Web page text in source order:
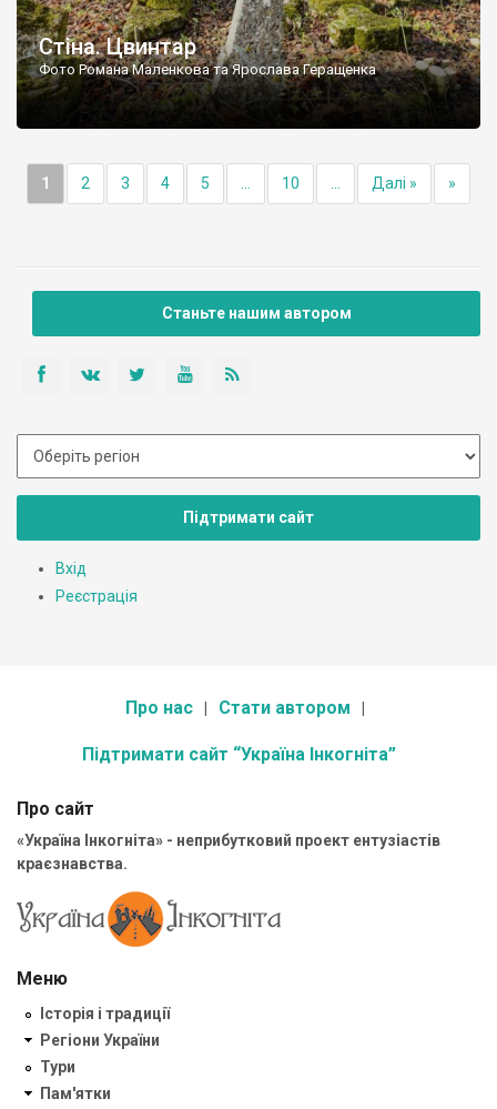
Стіна. Цвинтар
Фото Романа Маленкова та Ярослава Геращенка
1 2 3 4 5 10 Далі » »
Станьте нашим автором
Підтримати сайт
Вхід
Реєстрація
Про нас Стати автором
Підтримати сайт “Україна Інкогніта”
Про сайт
«Україна Інкогніта» - неприбутковий проект ентузіастів
краєзнавства.
Меню
Історія і традиції
Регіони України
Тури
Пам'ятки